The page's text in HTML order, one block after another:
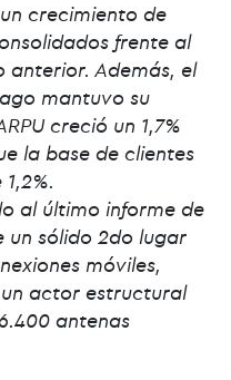
crecimiento de
frente al
anterior. Además, el
mantuvo su
creció un 1,7%
la base de clientes
al último informe de
un sólido 2do lugar
móviles,
actor estructural
antenas